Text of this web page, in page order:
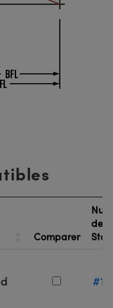
Comparer
de